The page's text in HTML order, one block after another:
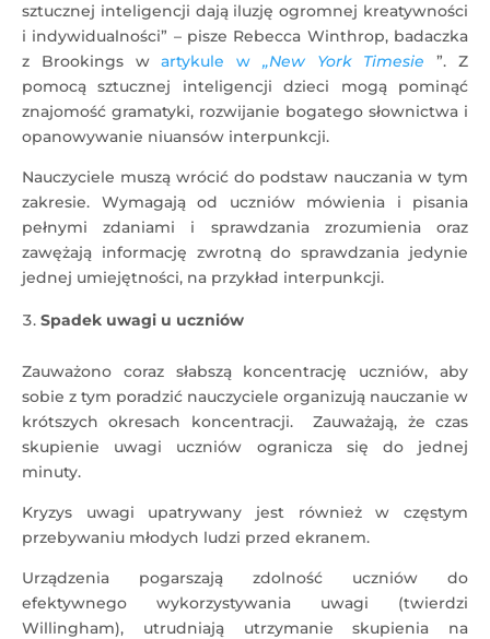
sztucznej inteligencji dają iluzję ogromnej kreatywności
i indywidualności” – pisze Rebecca Winthrop, badaczka
z Brookings wartykule w „New York Timesie ”. Z
pomocą sztucznej inteligencji dzieci mogą pominąć
znajomość gramatyki, rozwijanie bogatego słownictwa i
opanowywanie niuansów interpunkcji.
Nauczyciele muszą wrócić do podstaw nauczania w tym
zakresie. Wymagają od uczniów mówienia i pisania
pełnymi zdaniami i sprawdzania zrozumienia oraz
zawężają informację zwrotną do sprawdzania jedynie
jednej umiejętności, na przykład interpunkcji.
Spadek uwagi u uczniów
Zauważono coraz słabszą koncentrację uczniów, aby
sobie z tym poradzić nauczyciele organizują nauczanie w
krótszych okresach koncentracji. Zauważają, że czas
skupienie uwagi uczniów ogranicza się do jednej
minuty.
Kryzys uwagi upatrywany jest również w częstym
przebywaniu młodych ludzi przed ekranem.
Urządzenia pogarszają zdolność uczniów do
efektywnego wykorzystywania uwagi (twierdzi
Willingham), utrudniają utrzymanie skupienia na